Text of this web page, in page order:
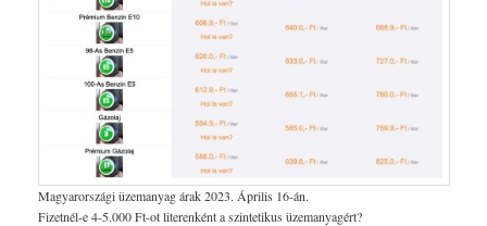
Magyarországi üzemanyag árak 2023. Április 16-án.
Fizetnél-e 4-5.000 Ft-ot literenként a szintetikus üzemanyagért?